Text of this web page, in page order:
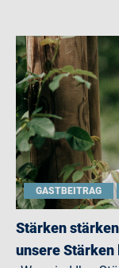
GASTBEITRAG
Stärken
unsere Stärken